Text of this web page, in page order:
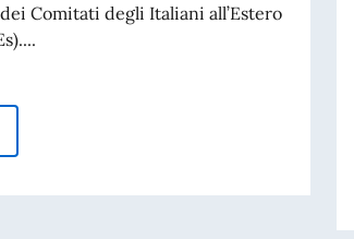
Comitati degli Italiani all’Estero
dei COMITES 2026